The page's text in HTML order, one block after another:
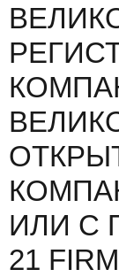
ИЛИ С
21